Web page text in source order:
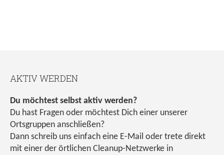
AKTIV WERDEN
Du möchtest selbst aktiv werden?
Du hast Fragen oder möchtest Dich einer unserer
Ortsgruppen anschließen?
Dann schreib uns einfach eine E-Mail oder trete direkt
mit einer der örtlichen Cleanup-Netzwerke in